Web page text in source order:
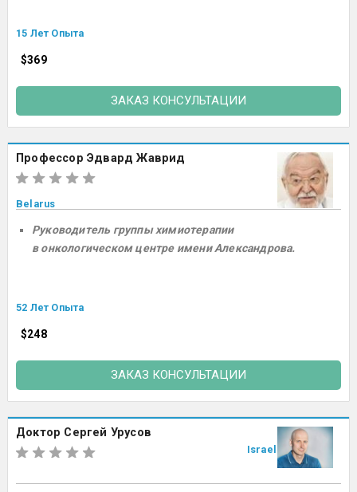
15 Лет Опыта
$369
ЗАКАЗ КОНСУЛЬТАЦИИ
Профессор Эдвард Жаврид
Belarus
Руководитель группы химиотерапии
в онкологическом центре имени Александрова.
52 Лет Опыта
$248
ЗАКАЗ КОНСУЛЬТАЦИИ
Доктор Сергей Урусов
Israel